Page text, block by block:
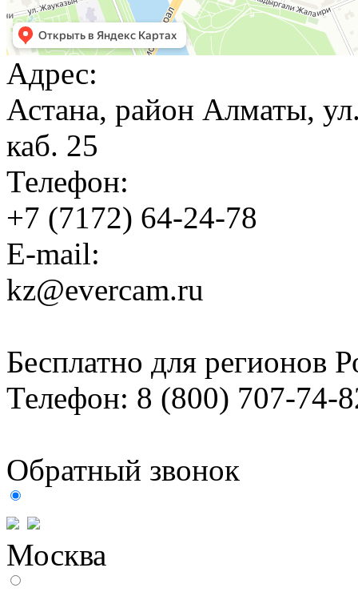
Адрес:
Астана, район Алматы,
каб. 25
Телефон:
+7 (7172) 64-24-78
E-mail:
kz@evercam.ru
Бесплатно для регионов
Телефон: 8 (800) 707-74-
Обратный звонок
Москва